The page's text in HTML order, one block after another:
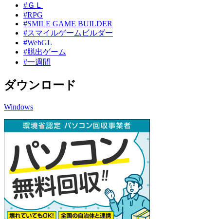
#ＧＬ
#RPG
#SMILE GAME BUILDER
#スマイルゲームビルダー
#WebGL
#脱出ゲーム
#一週間
ダウンロード
Windows